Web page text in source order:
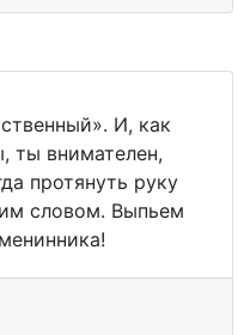
И, как
ты внимателен,
протянуть руку
словом. Выпьем